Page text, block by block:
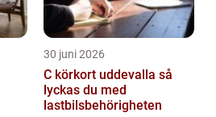
30 juni 2026
C körkort uddevalla så
lyckas du med
lastbilsbehörigheten